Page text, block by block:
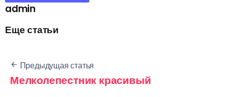
admin
Еще статьи
Предыдущая статья
Мелколепестник красивый